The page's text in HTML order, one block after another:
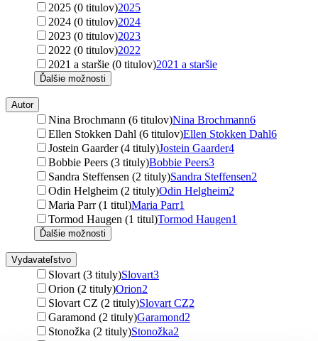
2025 (0 titulov)2025
2024 (0 titulov)2024
2023 (0 titulov)2023
2022 (0 titulov)2022
2021 a staršie (0 titulov)2021 a staršie
Ďalšie možnosti
Autor
Nina Brochmann (6 titulov)Nina Brochmann6
Ellen Stokken Dahl (6 titulov)Ellen Stokken Dahl6
Jostein Gaarder (4 tituly)Jostein Gaarder4
Bobbie Peers (3 tituly)Bobbie Peers3
Sandra Steffensen (2 tituly)Sandra Steffensen2
Odin Helgheim (2 tituly)Odin Helgheim2
Maria Parr (1 titul)Maria Parr1
Tormod Haugen (1 titul)Tormod Haugen1
Ďalšie možnosti
Vydavateľstvo
Slovart (3 tituly)Slovart3
Orion (2 tituly)Orion2
Slovart CZ (2 tituly)Slovart CZ2
Garamond (2 tituly)Garamond2
Stonožka (2 tituly)Stonožka2